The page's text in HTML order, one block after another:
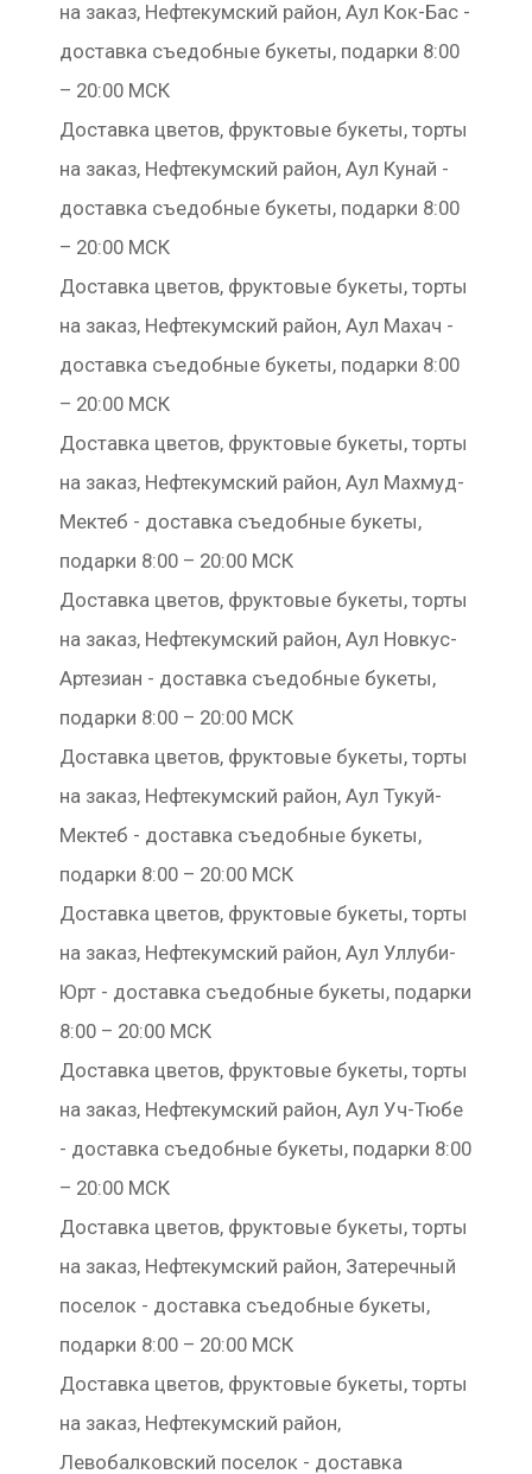
на заказ, Нефтекумский район, Аул Кок-Бас -
доставка съедобные букеты, подарки 8:00
– 20:00 МСК
Доставка цветов, фруктовые букеты, торты
на заказ, Нефтекумский район, Аул Кунай -
доставка съедобные букеты, подарки 8:00
– 20:00 МСК
Доставка цветов, фруктовые букеты, торты
на заказ, Нефтекумский район, Аул Махач -
доставка съедобные букеты, подарки 8:00
– 20:00 МСК
Доставка цветов, фруктовые букеты, торты
на заказ, Нефтекумский район, Аул Махмуд-
Мектеб - доставка съедобные букеты,
подарки 8:00 – 20:00 МСК
Доставка цветов, фруктовые букеты, торты
на заказ, Нефтекумский район, Аул Новкус-
Артезиан - доставка съедобные букеты,
подарки 8:00 – 20:00 МСК
Доставка цветов, фруктовые букеты, торты
на заказ, Нефтекумский район, Аул Тукуй-
Мектеб - доставка съедобные букеты,
подарки 8:00 – 20:00 МСК
Доставка цветов, фруктовые букеты, торты
на заказ, Нефтекумский район, Аул Уллуби-
Юрт - доставка съедобные букеты, подарки
8:00 – 20:00 МСК
Доставка цветов, фруктовые букеты, торты
на заказ, Нефтекумский район, Аул Уч-Тюбе
- доставка съедобные букеты, подарки 8:00
– 20:00 МСК
Доставка цветов, фруктовые букеты, торты
на заказ, Нефтекумский район, Затеречный
поселок - доставка съедобные букеты,
подарки 8:00 – 20:00 МСК
Доставка цветов, фруктовые букеты, торты
на заказ, Нефтекумский район,
Левобалковский поселок - доставка